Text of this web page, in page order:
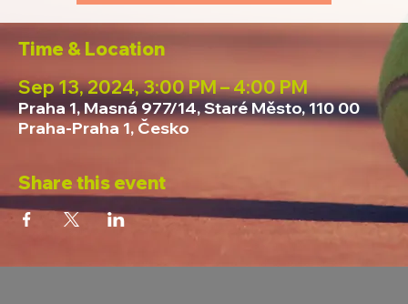
Time & Location
Sep 13, 2024, 3:00 PM – 4:00 PM
Praha 1, Masná 977/14, Staré Město, 110 00
Praha-Praha 1, Česko
Share this event